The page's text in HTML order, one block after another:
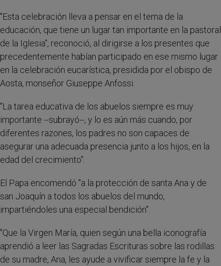
"Esta celebración lleva a pensar en el tema de la
educación, que tiene un lugar tan importante en la pastoral
de la Iglesia", reconoció, al dirigirse a los presentes que
precedentemente habían participado en ese mismo lugar
en la celebración eucarística, presidida por el obispo de
Aosta, monseñor Giuseppe Anfossi.
"La tarea educativa de los abuelos siempre es muy
importante --subrayó--, y lo es aún más cuando, por
diferentes razones, los padres no son capaces de
asegurar una adecuada presencia junto a los hijos, en la
edad del crecimiento".
El Papa encomendó "a la protección de santa Ana y de
san Joaquín a todos los abuelos del mundo,
impartiéndoles una especial bendición".
"Que la Virgen María, quien según una bella iconografía
aprendió a leer las Sagradas Escrituras sobre las rodillas
de su madre, Ana, les ayude a vivificar siempre la fe y la